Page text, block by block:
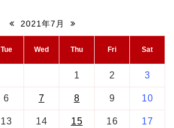
2021年7月
Tue Wed Thu Fri Sat
1 2 3
6 7 8 9 10
13 14 15 16 17